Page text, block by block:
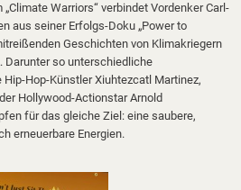
Warriors“ verbindet Vordenker Carl-
aus seiner Erfolgs-Doku „Power to
Geschichten von Klimakriegern
Darunter so unterschiedliche
Hop-Künstler Xiuhtezcatl Martinez,
Hollywood-Actionstar Arnold
für das gleiche Ziel: eine saubere,
erneuerbare Energien.